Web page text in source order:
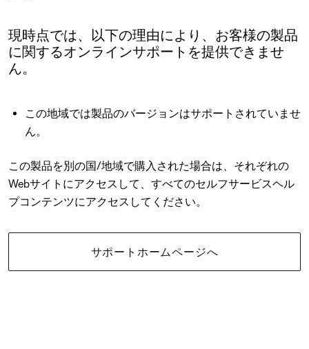
現時点では、以下の理由により、お客様の製品
に関するオンラインサポートを提供できませ
ん。
この地域では製品のバージョンはサポートされていませ
ん。
この製品を別の国/地域で購入された場合は、それぞれの
Webサイトにアクセスして、すべてのセルフサービスヘル
プコンテンツにアクセスしてください。
サポートホームページへ